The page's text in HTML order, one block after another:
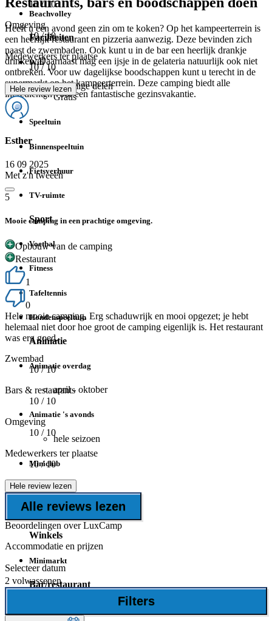
Heeft u een avond geen zin om te koken? Op het kampeerterrein is
een heerlijk restaurant en pizzeria aanwezig. Deze bevinden zich
naast de zwembaden. Ook kunt u in de bar een heerlijk drankje
drinken. Daarnaast mag een ijsje in de gelateria natuurlijk ook niet
ontbreken. Voor uw dagelijkse boodschappen kunt u terecht in de
supermarkt op het kampeerterrein. Deze camping biedt alle
ingrediënten voor een fantastische gezinsvakantie.
Beachvolley
Faciliteiten
Wifi
Sommige delen
Gratis
Speeltuin
Binnenspeeltuin
Fietsverhuur
TV-ruimte
Sport
Voetbal
Fitness
Tafeltennis
Hondenspeeltuin
Animatie
Animatie overdag
april - oktober
Animatie 's avonds
hele seizoen
Miniclub
Minidisco
hele seizoen
Winkels
Minimarkt
Bar/restaurant
10/ 10
Omgeving
10/ 10
Medewerkers ter plaatse
10/ 10
Hele review lezen
Esther
16 09 2025
Met z'n tweeën
5
Mooie camping in een prachtige omgeving.
Opbouw van de camping
Restaurant
1
0
Hele mooie camping. Erg schaduwrijk en mooi opgezet; je hebt
helemaal niet door hoe groot de camping eigenlijk is. Het restaurant
was erg goed.
Zwembad
10/ 10
Bars & restaurants
10 / 10
Omgeving
10 / 10
Medewerkers ter plaatse
10/ 10
Hele review lezen
Alle reviews lezen
Beoordelingen over LuxCamp
Accommodatie en prijzen
Selecteer datum
2 volwassenen
Filters